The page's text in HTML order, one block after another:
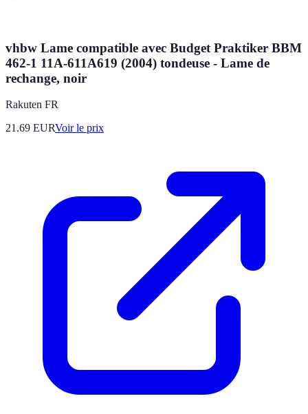
vhbw Lame compatible avec Budget Praktiker BBM
462-1 11A-611A619 (2004) tondeuse - Lame de
rechange, noir
Rakuten FR
21.69 EURVoir le prix